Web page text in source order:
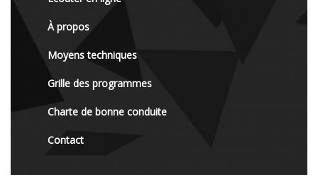
À propos
Moyens techniques
Grille des programmes
Charte de bonne conduite
Contact